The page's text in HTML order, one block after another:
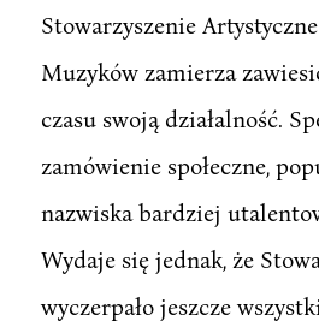
Stowarzyszenie
Muzyków zamierza
czasu swoją działalność.
zamówienie społeczne,
nazwiska bardziej
Wydaje się jednak, że
wyczerpało jeszcze